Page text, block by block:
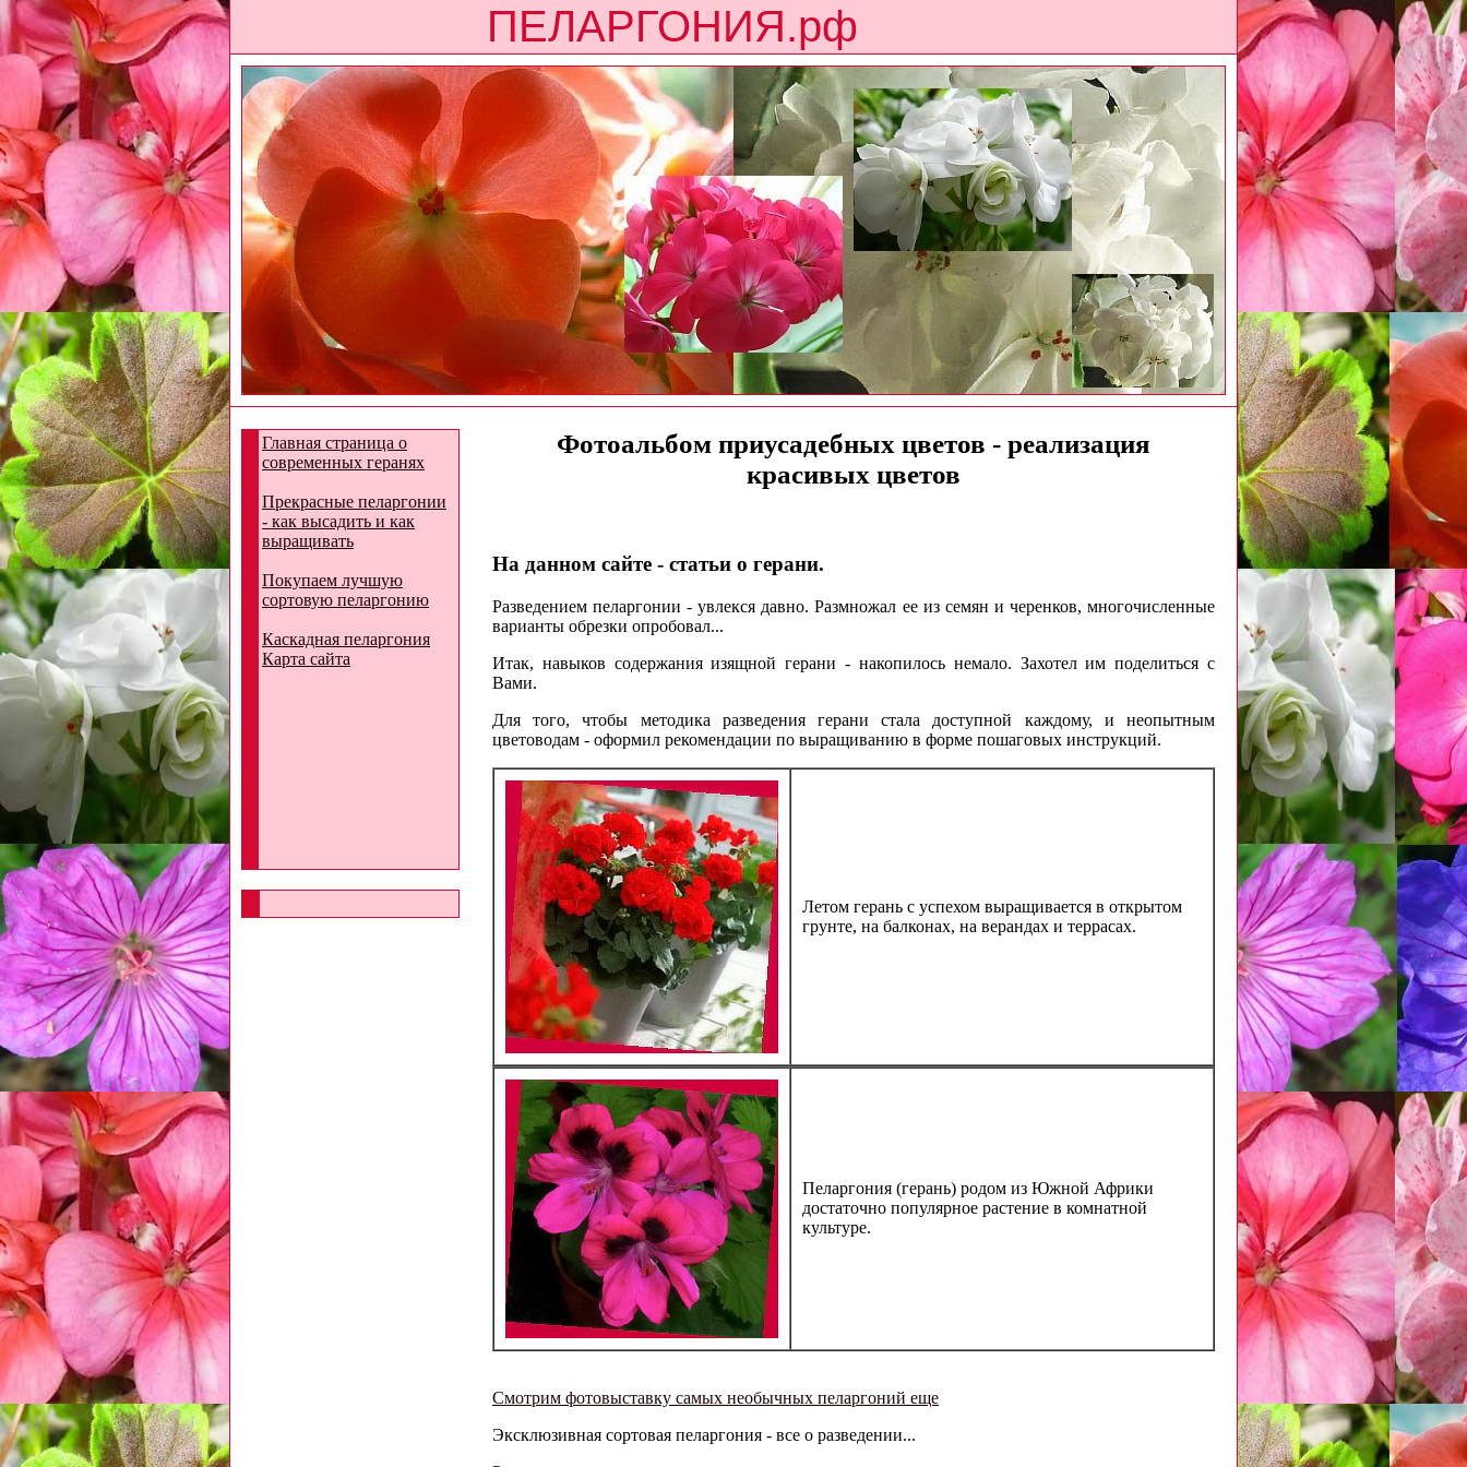
ПЕЛАРГОНИЯ.рф
Главная страница о
современных геранях
Прекрасные пеларгонии
- как высадить и как
выращивать
Покупаем лучшую
сортовую пеларгонию
Каскадная пеларгония
Карта сайта
Фотоальбом приусадебных цветов - реализация
красивых цветов
На данном сайте - статьи о герани.
Разведением пеларгонии - увлекся давно. Размножал ее из семян и черенков, многочисленные
варианты обрезки опробовал...
Итак, навыков содержания изящной герани - накопилось немало. Захотел им поделиться с
Вами.
Для того, чтобы методика разведения герани стала доступной каждому, и неопытным
цветоводам - оформил рекомендации по выращиванию в форме пошаговых инструкций.
Летом герань с успехом выращивается в открытом
грунте, на балконах, на верандах и террасах.
Пеларгония (герань) родом из Южной Африки
достаточно популярное растение в комнатной
культуре.
Смотрим фотовыставку самых необычных пеларгоний еще
Эксклюзивная сортовая пеларгония - все о разведении...